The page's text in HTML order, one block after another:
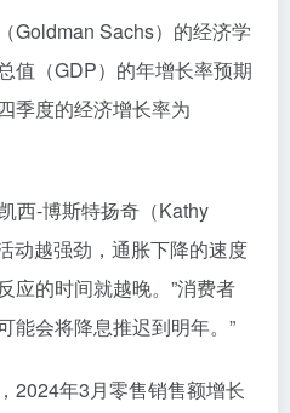
Goldman Sachs）的经济学
值（GDP）的年增长率预期
季度的经济增长率为
西-博斯特扬奇（Kathy
动越强劲，通胀下降的速度
应的时间就越晚。”消费者
会将降息推迟到明年。”
2024年3月零售销售额增长